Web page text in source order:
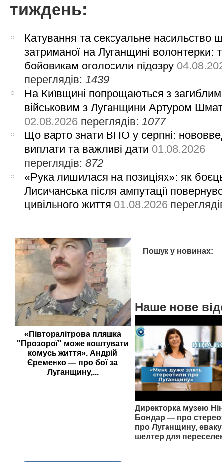
тиждень:
Катування та сексуальне насильство
затриманої на Луганщині волонтерки:
бойовикам оголосили підозру
переглядів:1439
На Київщині попрощаються з загиблим
військовим з Луганщини Артуром
02.08.2026 переглядів:1077
Що варто знати ВПО у серпні:
виплати та важливі дати 01.08.2026
переглядів:872
«Рука лишилася на позиціях»: як
Лисичанська після ампутації
цивільного життя 01.08.2026
«Півторалітрова пляшка
"Прозорої" може коштувати
комусь життя». Андрій
Єременко — про бої за
Луганщину,...
Пошук у новинах:
Наше нове
Директорка музею
Бондар — про
про Луганщину,
шелтер для